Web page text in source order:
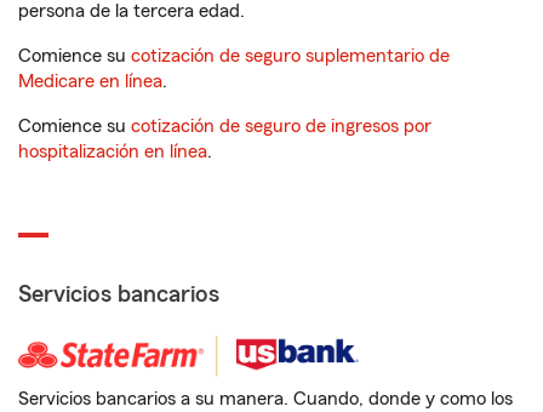
persona de la tercera edad.
Comience su cotización de seguro suplementario de
Medicare en línea.
Comience su cotización de seguro de ingresos por
hospitalización en línea.
Servicios bancarios
Servicios bancarios a su manera. Cuando, donde y como los